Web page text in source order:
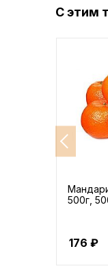
С этим
500г,
176